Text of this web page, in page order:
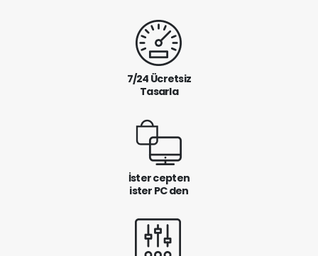
7/24 Ücretsiz
Tasarla
İster cepten
ister PC den